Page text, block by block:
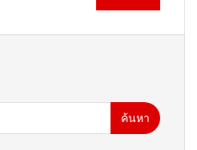
ค้นหา